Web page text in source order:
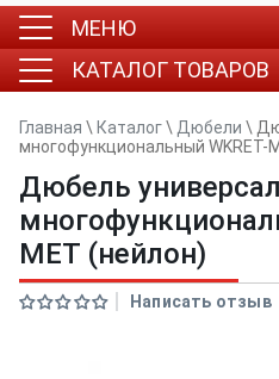
МЕНЮ
КАТАЛОГ ТОВАРОВ
Главная \ Каталог\ Дюбели \
многофункциональный WKRET-
Дюбель
MET (нейлон)
Написать отзыв